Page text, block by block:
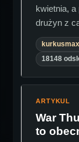
kwietnia, a
drużyn z
18148
ARTYKUL
War
to